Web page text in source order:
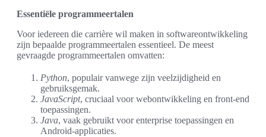
Essentiële programmeertalen
Voor iedereen die carrière wil maken in softwareontwikkeling
zijn bepaalde programmeertalen essentieel. De meest
gevraagde programmeertalen omvatten:
Python, populair vanwege zijn veelzijdigheid en
gebruiksgemak.
JavaScript, cruciaal voor webontwikkeling en front-end
toepassingen.
Java, vaak gebruikt voor enterprise toepassingen en
Android-applicaties.